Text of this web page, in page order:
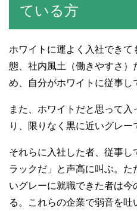
ている方
ホワイトに運よく入社でき
態、社内風土（働きやすさ）
め、自分がホワイトに従事し
また、ホワイトだと思って
り、限りなく黒に近いグレー
それらに入社した者、従事
ラックだ」と声高に叫ぶ。
いグレーに就職できた者は
る。これらの企業で弱音を